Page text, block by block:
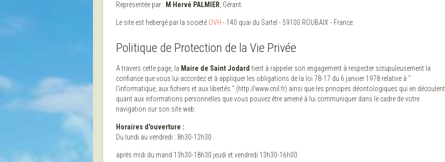
Représentée par : M Hervé PALMIER , Gérant.
Le site est hebergé par la societé OVH - 140 quai du Sartel - 59100 ROUBAIX - France.
Politique de Protection de la Vie Privée
A travers cette page, la Maire de Saint Jodard tient à rappeler son engagement à respecter scrupuleusement la
confiance que vous lui accordez et à appliquer les obligations de la loi 78-17 du 6 janvier 1978 relative à "
l'informatique, aux fichiers et aux libertés " (http://www.cnil.fr) ainsi que les principes déontologiques qui en découlent
quant aux informations personnelles que vous pouvez être amené à lui communiquer dans le cadre de votre
navigation sur son site web.
Horaires d'ouverture :
Du lundi au vendredi : 8h30-12h30
après midi du marid 13h30-18h30 jeudi et vendredi 13h30-16h00.